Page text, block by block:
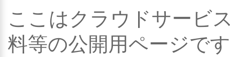
ここはクラウドサービ
料等の公開用ページで